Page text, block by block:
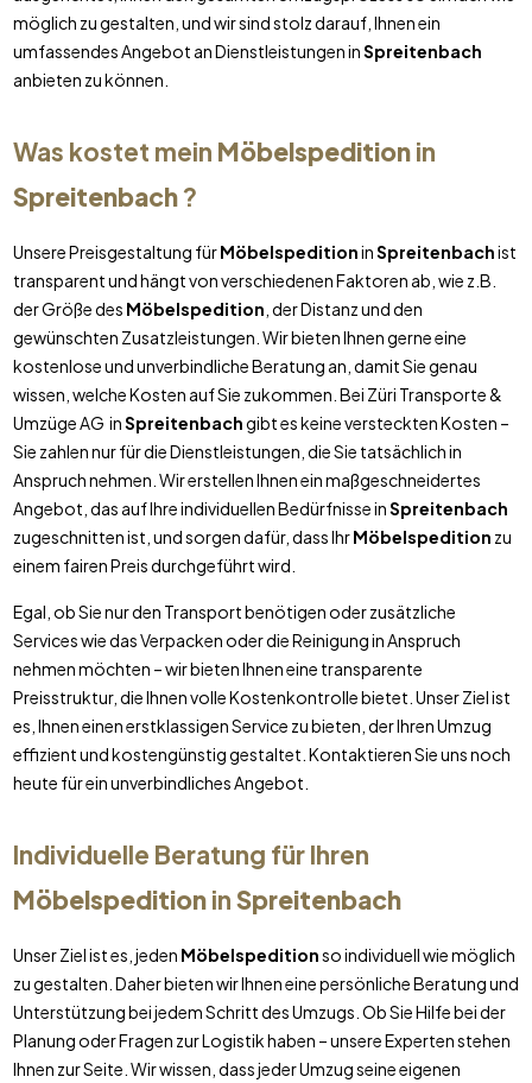
möglich zu gestalten, und wir sind stolz darauf, Ihnen ein
umfassendes Angebot an Dienstleistungen inSpreitenbach
anbieten zu können.
Was kostet mein Möbelspeditionin
Spreitenbach?
Unsere Preisgestaltung fürMöbelspeditioninSpreitenbachist
transparent und hängt von verschiedenen Faktoren ab, wie z.B.
der Größe des Möbelspedition , der Distanz und den
gewünschten Zusatzleistungen. Wir bieten Ihnen gerne eine
kostenlose und unverbindliche Beratung an, damit Sie genau
wissen, welche Kosten auf Sie zukommen. Bei Züri Transporte &
Umzüge AG inSpreitenbachgibt es keine versteckten Kosten –
Sie zahlen nur für die Dienstleistungen, die Sie tatsächlich in
Anspruch nehmen. Wir erstellen Ihnen ein maßgeschneidertes
Angebot, das auf Ihre individuellen Bedürfnisse inSpreitenbach
zugeschnitten ist, und sorgen dafür, dass IhrMöbelspedition zu
einem fairen Preis durchgeführt wird.
Egal, ob Sie nur den Transport benötigen oder zusätzliche
Services wie das Verpacken oder die Reinigung in Anspruch
nehmen möchten – wir bieten Ihnen eine transparente
Preisstruktur, die Ihnen volle Kostenkontrolle bietet. Unser Ziel ist
es, Ihnen einen erstklassigen Service zu bieten, der Ihren Umzug
effizient und kostengünstig gestaltet. Kontaktieren Sie uns noch
heute für ein unverbindliches Angebot.
Individuelle Beratung für Ihren
MöbelspeditioninSpreitenbach
Unser Ziel ist es, jeden Möbelspeditionso individuell wie möglich
zu gestalten. Daher bieten wir Ihnen eine persönliche Beratung und
Unterstützung bei jedem Schritt des Umzugs. Ob Sie Hilfe bei der
Planung oder Fragen zur Logistik haben – unsere Experten stehen
Ihnen zur Seite. Wir wissen, dass jeder Umzug seine eigenen